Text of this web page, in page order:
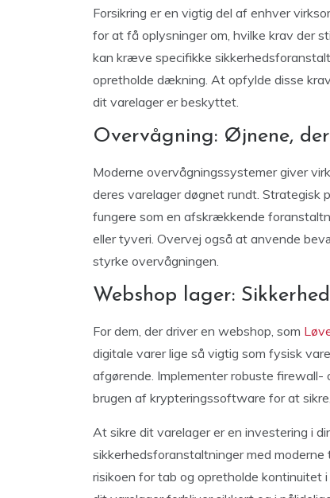
Forsikring er en vigtig del af enhver
for at få oplysninger om, hvilke krav der
kan kræve specifikke
opretholde dækning. At opfylde disse
dit varelager er beskyttet.
Overvågning: Øjnene,
Moderne overvågningssystemer giver
deres varelager døgnet rundt. Strategisk
fungere som en afskrækkende
eller tyveri. Overvej også at anvende
styrke overvågningen.
Webshop lager:
For dem, der driver en webshop, som
digitale varer lige så vigtig som fysisk
afgørende. Implementer robuste firewall-
brugen af ​​krypteringssoftware for at
At sikre dit varelager er en investering i
sikkerhedsforanstaltninger med
risikoen for tab og opretholde kontinuitet